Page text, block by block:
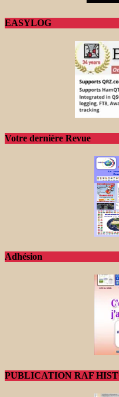
EASYLOG
Votre dernière Revue
Adhésion
PUBLICATION RAF